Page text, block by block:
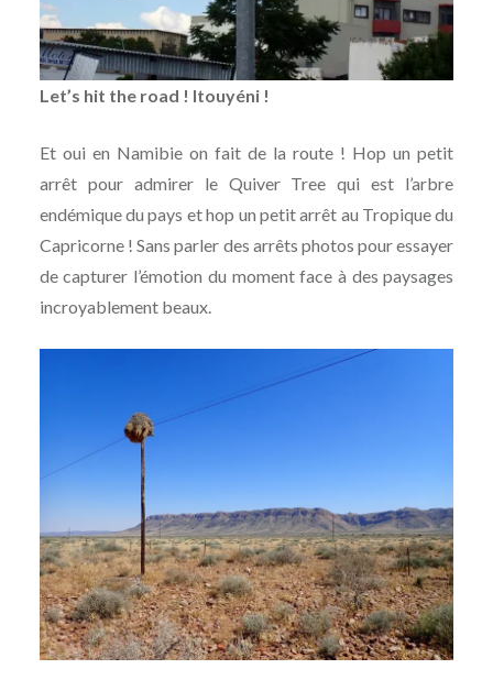
Let’s hit the road ! Itouyéni !
Et oui en Namibie on fait de la route ! Hop un petit
arrêt pour admirer le Quiver Tree qui est l’arbre
endémique du pays et hop un petit arrêt au Tropique du
Capricorne ! Sans parler des arrêts photos pour essayer
de capturer l’émotion du moment face à des paysages
incroyablement beaux.